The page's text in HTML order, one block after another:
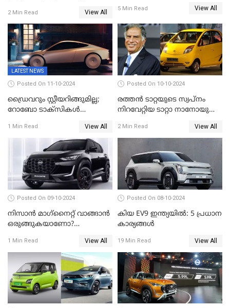
2 Min Read View All
5 Min Read View All
LATEST NEWS
Posted On 11-10-2024
ഡ്രൈവറും സ്റ്റീയറിങ്ങുമില്ല;
റോബോ ടാക്സികൾ
മസ്ക്/VIDEO
1 Min Read View All
Posted On 10-10-2024
രത്തൻ ടാറ്റയുടെ സ്വപ്നം
നിറവേറ്റിയ ടാറ്റാ നാനോയുടെ
2 Min Read View All
Posted On 09-10-2024
നിസാൻ മാഗ്‌നൈറ്റ് വാങ്ങാൻ
ഒരുങ്ങുകയാണോ?
1 Min Read View All
Posted On 08-10-2024
കിയ EV9 ഇന്ത്യയിൽ: 5 പ്രധാന
കാര്യങ്ങൾ
19 Min Read View All